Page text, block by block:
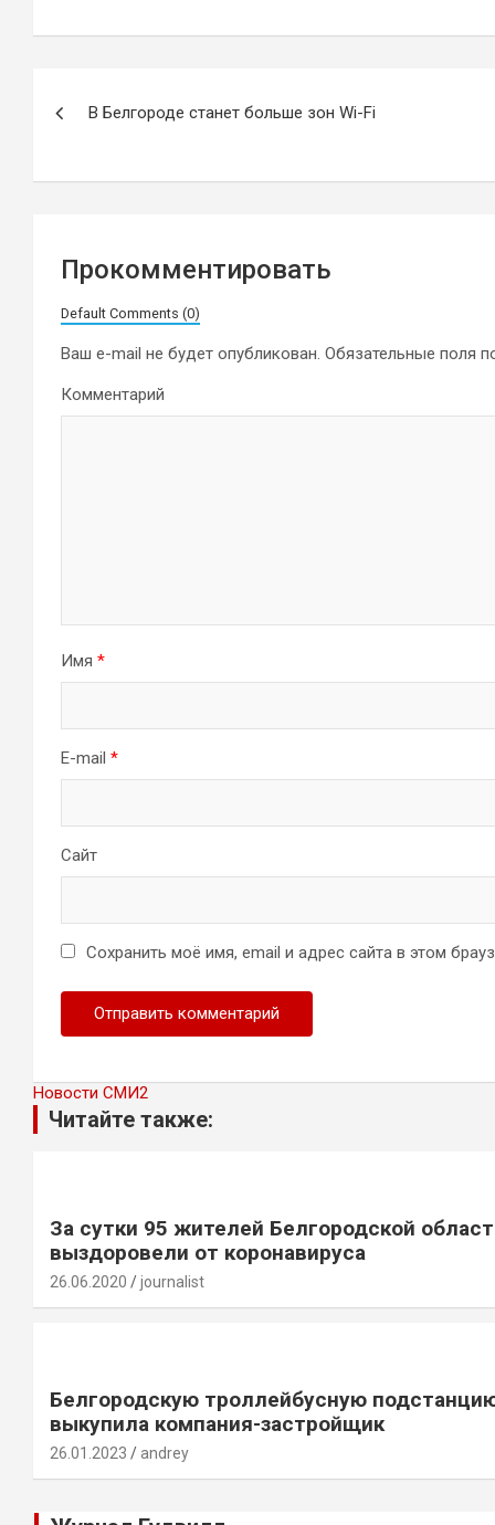
записям
В Белгороде станет больше зон Wi-Fi
Прокомментировать
Default Comments (0)
Ваш e-mail не будет опубликован. Обязательные поля
Комментарий
Имя *
E-mail *
Сайт
Сохранить моё имя, email и адрес сайта в этом
Новости СМИ2
Читайте также:
За сутки 95 жителей Белгородской
выздоровели от коронавируса
26.06.2020 journalist
Белгородскую троллейбусную
выкупила компания-застройщик
26.01.2023 andrey